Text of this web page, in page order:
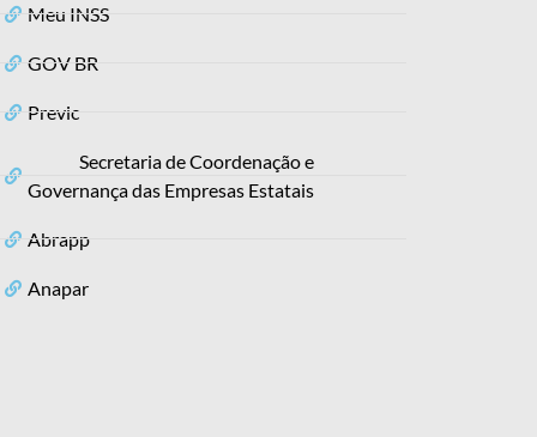
Meu INSS
GOV BR
Previc
Secretaria de Coordenação e
Governança das Empresas Estatais
Abrapp
Anapar